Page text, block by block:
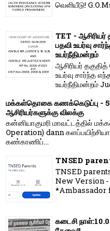
வெளியீடு!
TET - ஆசிரியர்
பதவி உயர்வு
உயர்நீதிமன்றம்
ஆசிரியர்
உயர்வு சார்ந்த
உயர்நீதிமன்றம்
மக்கள்தொகை கணக்கெடுப்பு - 55
ஆசிரியர்களுக்கு விலக்கு
கன்னியாகுமரி மாவட்டத்தில்
Operation) dann
கண்காணிப்...
TNSED
TNSED
New Version -
*Ambassador
கடைசி